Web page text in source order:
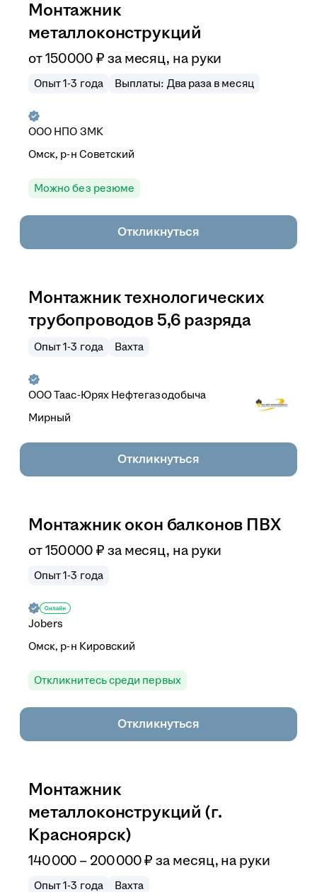
Монтажник
металлоконструкций
от150 000 ₽ за месяц, на руки
Опыт 1-3 года Выплаты: Два раза в месяц
ООО НПО ЗМК
Омск, р-н Советский
Можно без резюме
Откликнуться
Монтажник технологических
трубопроводов 5,6 разряда
Опыт 1-3 года Вахта
ОООТаас-Юрях Нефтегазодобыча
Мирный
Откликнуться
Монтажник окон балконов ПВХ
от150 000 ₽ за месяц, на руки
Опыт 1-3 года
Jobers
Омск, р-н Кировский
Откликнитесь среди первых
Откликнуться
Монтажник
металлоконструкций (г.
Красноярск)
140 000 – 200 000₽ за месяц, на руки
Опыт 1-3 года
Вахта